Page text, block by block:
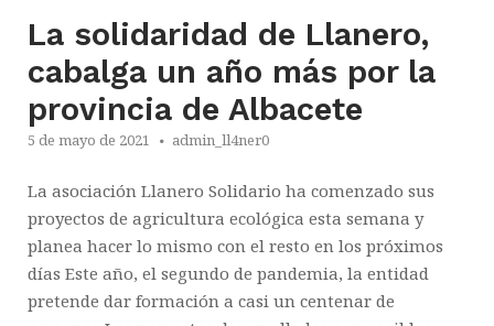
La solidaridad de Llanero,
cabalga un año más por la
provincia de Albacete
5 de mayo de 2021 admin_ll4ner0
La asociación Llanero Solidario ha comenzado sus
proyectos de agricultura ecológica esta semana y
planea hacer lo mismo con el resto en los próximos
días Este año, el segundo de pandemia, la entidad
pretende dar formación a casi un centenar de